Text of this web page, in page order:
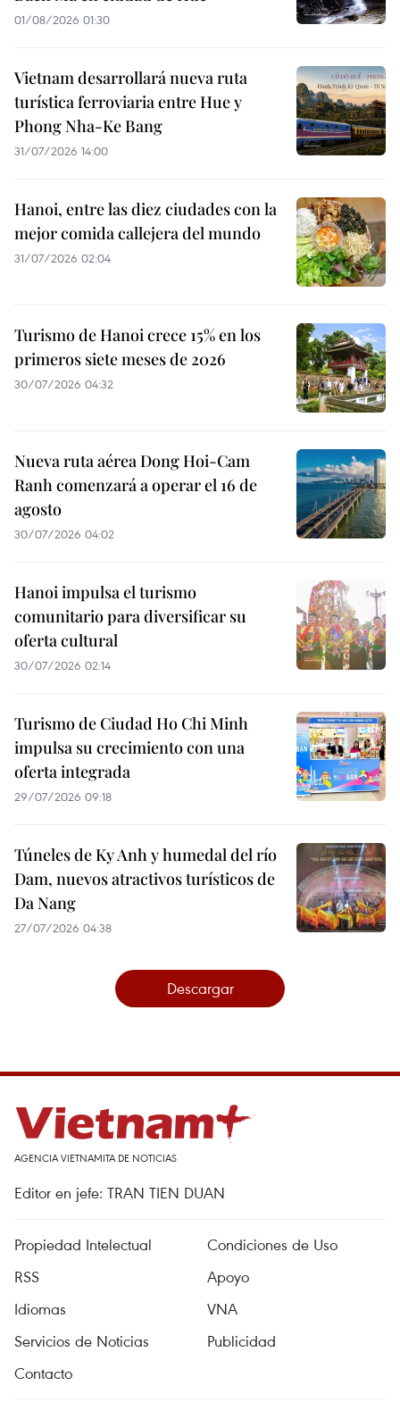
01/08/2026 01:30
Vietnam desarrollará nueva ruta
turística ferroviaria entre Hue y
Phong Nha-Ke Bang
31/07/2026 14:00
Hanoi, entre las diez ciudades con la
mejor comida callejera del mundo
31/07/2026 02:04
Turismo de Hanoi crece 15% en los
primeros siete meses de 2026
30/07/2026 04:32
Nueva ruta aérea Dong Hoi-Cam
Ranh comenzará a operar el 16 de
agosto
30/07/2026 04:02
Hanoi impulsa el turismo
comunitario para diversificar su
oferta cultural
30/07/2026 02:14
Turismo de Ciudad Ho Chi Minh
impulsa su crecimiento con una
oferta integrada
29/07/2026 09:18
Túneles de Ky Anh y humedal del río
Dam, nuevos atractivos turísticos de
Da Nang
27/07/2026 04:38
Descargar
AGENCIA VIETNAMITA DE NOTICIAS
Editor en jefe: TRAN TIEN DUAN
Propiedad Intelectual
Condiciones de Uso
RSS
Apoyo
Idiomas
VNA
Servicios de Noticias
Publicidad
Contacto